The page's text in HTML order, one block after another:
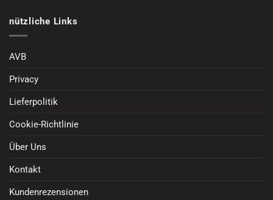
nützliche Links
AVB
Privacy
Lieferpolitik
Cookie-Richtlinie
Über Uns
Kontakt
Kundenrezensionen